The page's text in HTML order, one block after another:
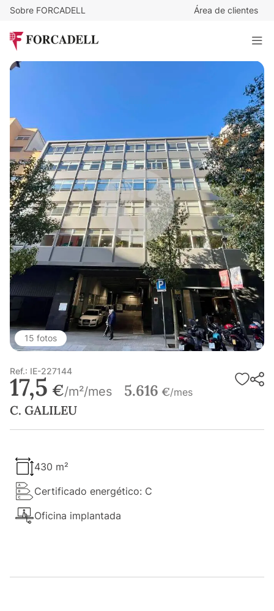
Sobre FORCADELL Área de clientes
C. GALILEU
430 m²
15 fotos
Ref.: IE-227144
17,5 €/m²/mes 5.616 €/mes
C. GALILEU
430 m²
Certificado energético: C
Oficina implantada